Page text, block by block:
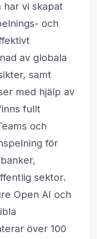
vi skapat
och
av globala
samt
med hjälp av
fullt
och
för
sektor.
Open AI och
över 100